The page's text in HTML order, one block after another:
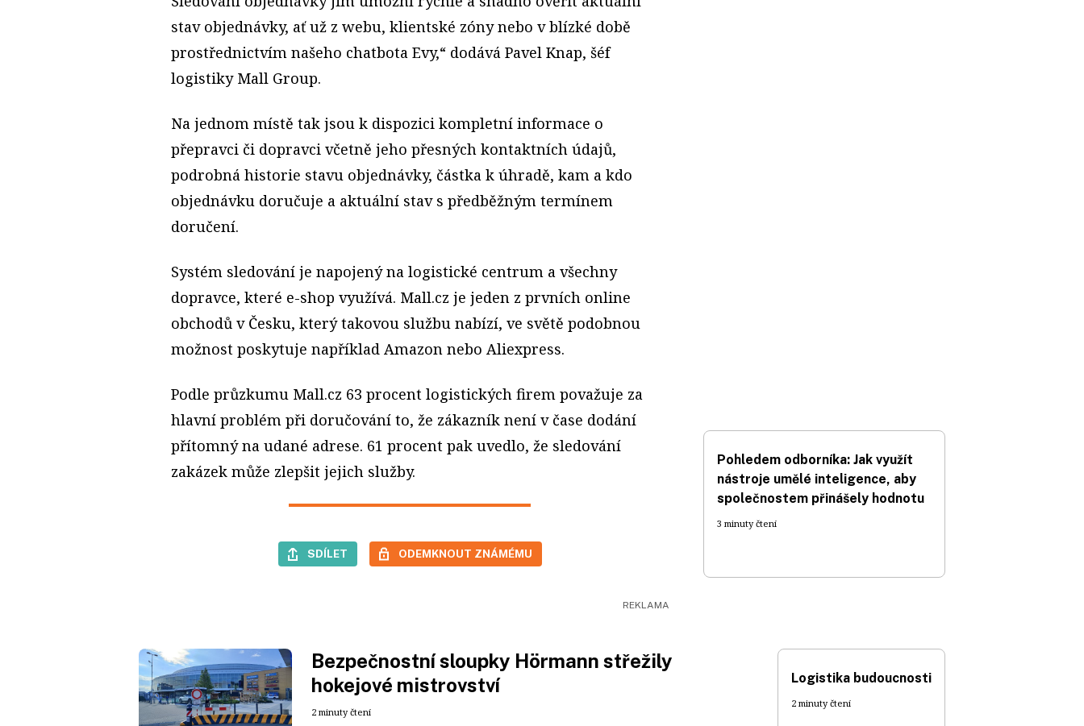
stav objednávky, ať už z webu, klientské zóny nebo v blízké době
prostřednictvím našeho chatbota Evy,“ dodává Pavel Knap, šéf
logistiky Mall Group.
Na jednom místě tak jsou k dispozici kompletní informace o
přepravci či dopravci včetně jeho přesných kontaktních údajů,
podrobná historie stavu objednávky, částka k úhradě, kam a kdo
objednávku doručuje a aktuální stav s předběžným termínem
doručení.
Systém sledování je napojený na logistické centrum a všechny
dopravce, které e-shop využívá. Mall.cz je jeden z prvních online
obchodů v Česku, který takovou službu nabízí, ve světě podobnou
možnost poskytuje například Amazon nebo Aliexpress.
Podle průzkumu Mall.cz 63 procent logistických firem považuje za
hlavní problém při doručování to, že zákazník není v čase dodání
přítomný na udané adrese. 61 procent pak uvedlo, že sledování
zakázek může zlepšit jejich služby.
SDÍLET ODEMKNOUT ZNÁMÉMU
Pohledem odborníka: Jak využít
nástroje umělé inteligence, aby
společnostem přinášely hodnotu
3 minuty čtení
Bezpečnostní sloupky Hörmann střežily
hokejové mistrovství
2 minuty čtení
Logistika budoucnosti
2 minuty čtení